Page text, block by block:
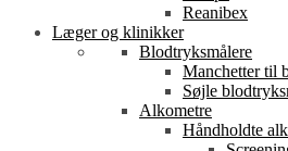
Reanibex
Læger og klinikker
Blodtryksmålere
Manchetter til
Søjle
Alkometre
Håndholdte